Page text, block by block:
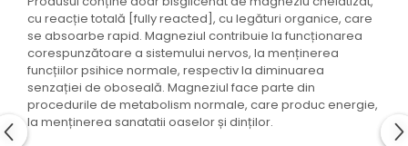
cu reacție totală [fully reacted], cu legături organice, care
se absoarbe rapid. Magneziul contribuie la funcționarea
corespunzătoare a sistemului nervos, la menținerea
funcțiilor psihice normale, respectiv la diminuarea
senzației de oboseală. Magneziul face parte din
procedurile de metabolism normale, care produc energie,
la menținerea sanatatii oaselor și dinților.